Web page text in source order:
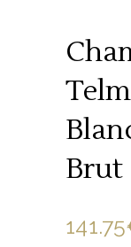
Brut
141.75